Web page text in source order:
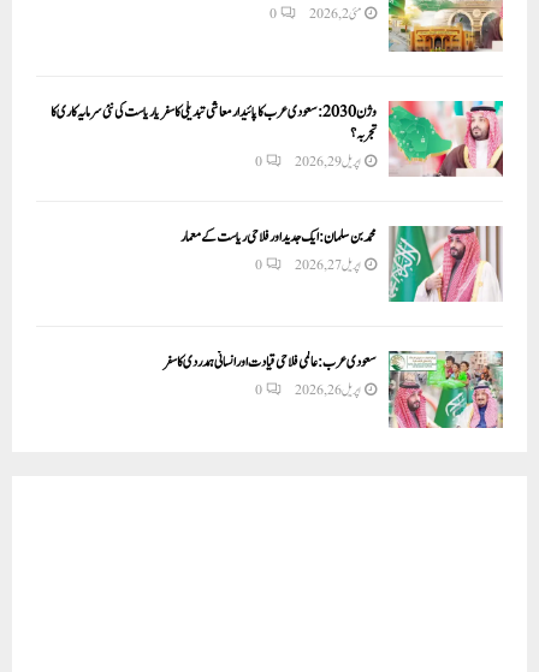
مئی 2, 2026 0
وژن 2030:سعودی عرب کا پائیدار معاشی تبدیلی کا سفر یا ریاست کی نئی سرمایہ کاری کا
تجربہ؟
اپریل 29, 2026 0
محمد بن سلمان: ایک جدید اور فلاحی ریاست کے معمار
اپریل 27, 2026 0
سعودی عرب: عالمی فلاحی قیادت اور انسانی ہمدردی کا سفر
اپریل 26, 2026 0